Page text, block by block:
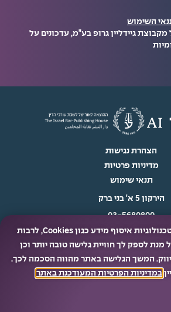
השימוש
גיידליין גרופ בע"מ, עדכונים על
הצהרת נגישות
מדיניות פרטיות
תנאי שימוש
הירקון 5 א' בני ברק
03-5680800
info@techdin.co.il
באתר זה נעשה שימוש בטכנולוגיות איסוף מידע כגון Cookies, לרבות
מנת לספק לך חוויית גלישה טובה יותר וכן
המשך הגלישה באתר מהווה הסכמה לכך.
במדיניות הפרטיות המעודכנת באתר